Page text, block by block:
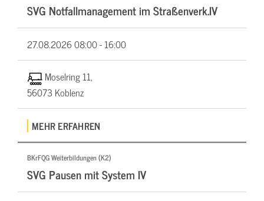
SVG Notfallmanagement im Straßenverk.IV
27.08.202608:00 - 16:00
Moselring 11,
56073 Koblenz
MEHR ERFAHREN
BKrFQG Weiterbildungen (K2)
SVG Pausen mit System IV